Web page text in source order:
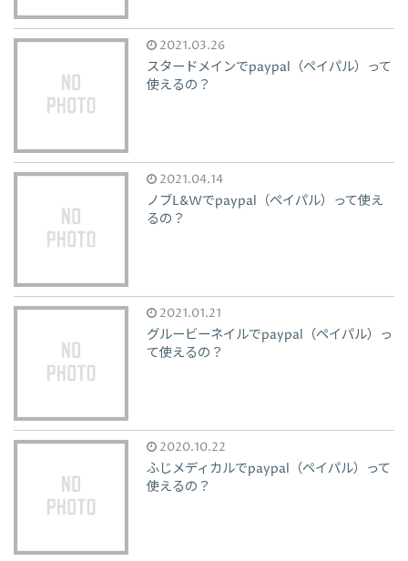
2021.03.26
スタードメインでpaypal（ペイパル）って
使えるの？
2021.04.14
ノブL&Wでpaypal（ペイパル）って使え
るの？
2021.01.21
グルービーネイルでpaypal（ペイパル）っ
て使えるの？
2020.10.22
ふじメディカルでpaypal（ペイパル）って
使えるの？